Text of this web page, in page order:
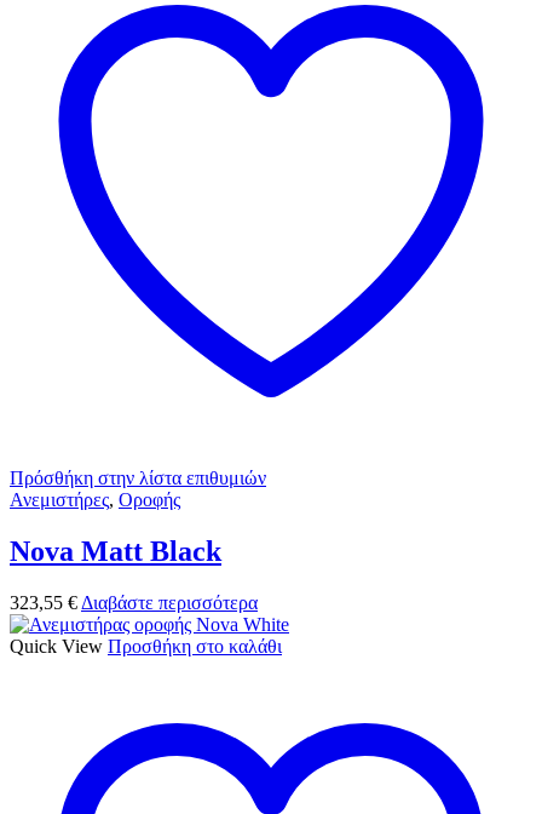
Πρόσθήκη στην λίστα επιθυμιών
Ανεμιστήρες, Οροφής
Nova Matt Black
323,55 € Διαβάστε περισσότερα
Quick View Προσθήκη στο καλάθι